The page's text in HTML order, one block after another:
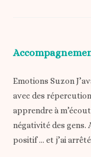
Emotions Suzon
avec des
apprendre à
négativité des gens.
positif … et j’ai